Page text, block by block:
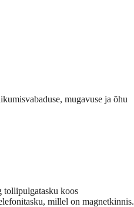
mugavuse ja õhu
tollipulgatasku koos
millel on magnetkinnis.